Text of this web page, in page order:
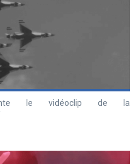
le vidéoclip de la